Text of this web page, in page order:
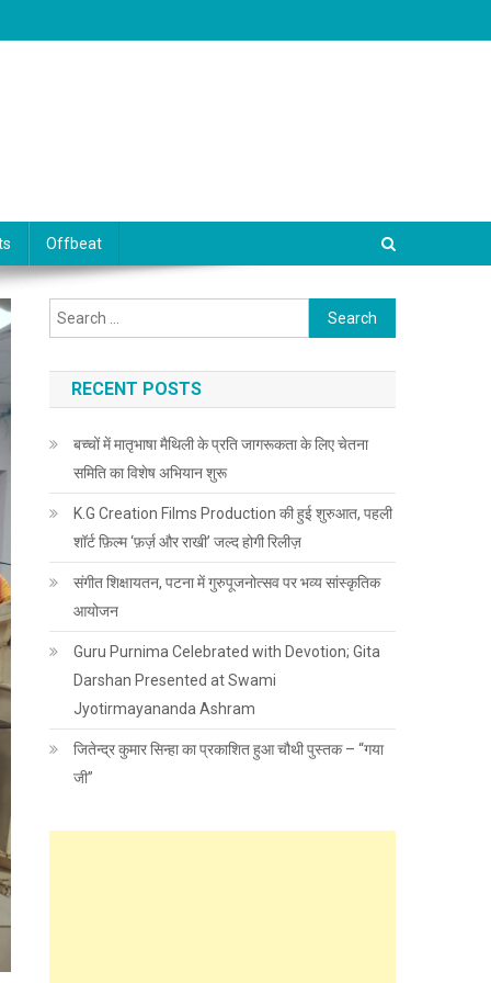
Offbeat
Search for:
RECENT POSTS
बच्चों में मातृभाषा मैथिली के प्रति जागरूकता के लिए चेतना
समिति का विशेष अभियान शुरू
K.G Creation Films Production की हुई शुरुआत, पहली
शॉर्ट फ़िल्म ‘फ़र्ज़ और राखी’ जल्द होगी रिलीज़
संगीत शिक्षायतन, पटना में गुरुपूजनोत्सव पर भव्य सांस्कृतिक
आयोजन
Guru Purnima Celebrated with Devotion; Gita
Darshan Presented at Swami
Jyotirmayananda Ashram
जितेन्द्र कुमार सिन्हा का प्रकाशित हुआ चौथी पुस्तक – “गया
जी”